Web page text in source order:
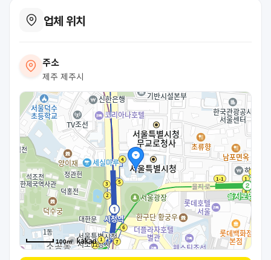
업체 위치
주소
제주 제주시
100m